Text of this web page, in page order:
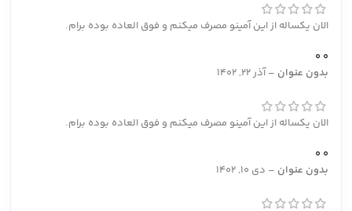
الان یکساله از این آمینو مصرف میکنم و فوق العاده بوده برام.
0
0
بدون عنوان –آذر 22, 1402
الان یکساله از این آمینو مصرف میکنم و فوق العاده بوده برام.
0
0
بدون عنوان – دی 10, 1402